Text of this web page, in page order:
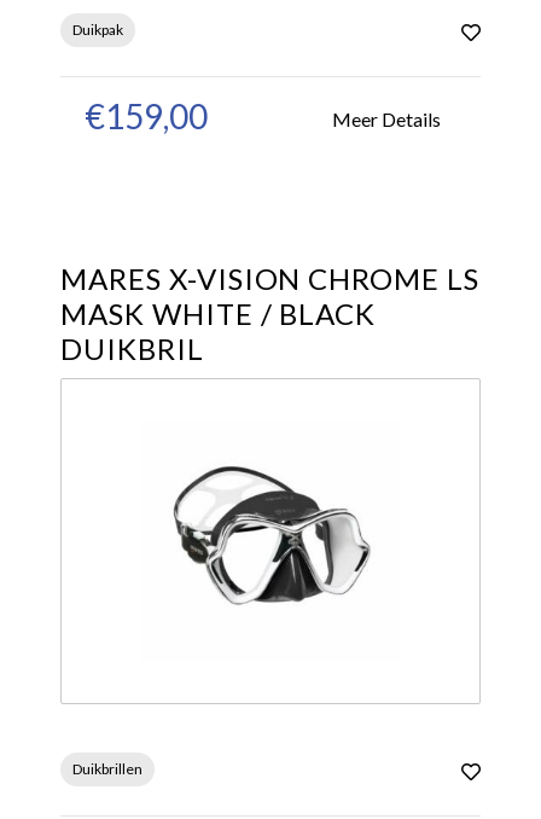
Duikpak
€159,00 Meer Details
MARES X-VISION CHROME LS
MASK WHITE / BLACK
DUIKBRIL
Duikbrillen